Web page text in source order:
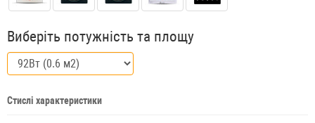
Виберіть потужність та площу
Стислі характеристики